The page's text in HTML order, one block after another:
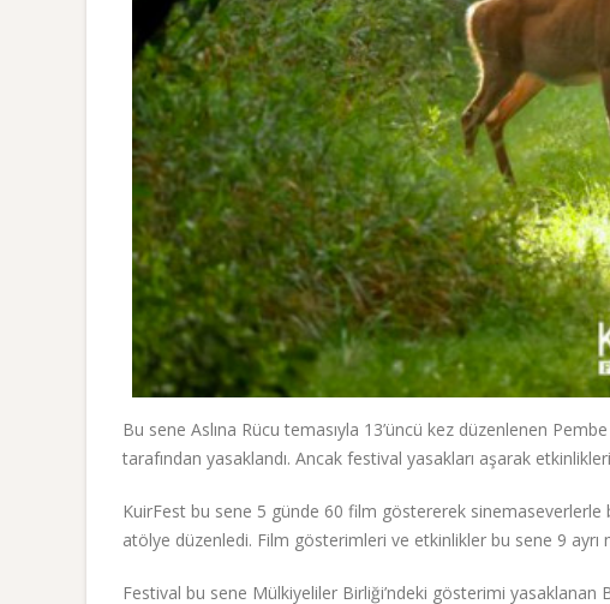
Bu sene Aslına Rücu temasıyla 13’üncü kez düzenlenen
tarafından yasaklandı. Ancak festival yasakları aşarak
KuirFest bu sene 5 günde 60 film göstererek
atölye düzenledi. Film gösterimleri ve etkinlikler bu sene 9 ayrı
Festival bu sene Mülkiyeliler Birliği’ndeki gösterimi yasaklanan